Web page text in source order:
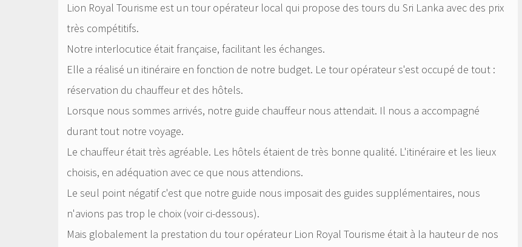
Lion Royal Tourisme est un tour opérateur local qui propose des tours du Sri Lanka avec des prix
très compétitifs.
Notre interlocutice était française, facilitant les échanges.
Elle a réalisé un itinéraire en fonction de notre budget. Le tour opérateur s'est occupé de tout :
réservation du chauffeur et des hôtels.
Lorsque nous sommes arrivés, notre guide chauffeur nous attendait. Il nous a accompagné
durant tout notre voyage.
Le chauffeur était très agréable. Les hôtels étaient de très bonne qualité. L'itinéraire et les lieux
choisis, en adéquation avec ce que nous attendions.
Le seul point négatif c'est que notre guide nous imposait des guides supplémentaires, nous
n'avions pas trop le choix (voir ci-dessous).
Mais globalement la prestation du tour opérateur Lion Royal Tourisme était à la hauteur de nos